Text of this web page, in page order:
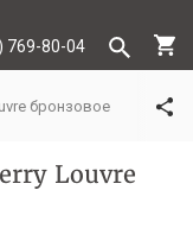
769-80-04
бронзовое
Louvre